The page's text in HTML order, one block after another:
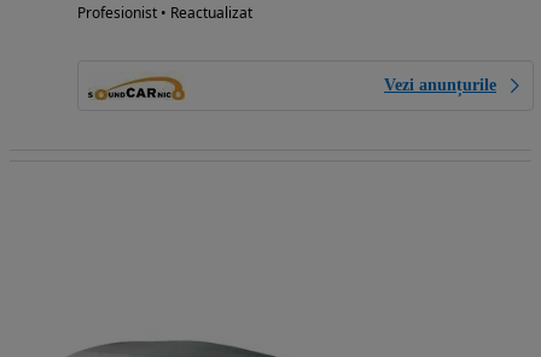
Profesionist • Reactualizat
Vezi anunțurile